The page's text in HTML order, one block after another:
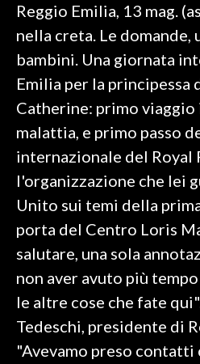
CALCIO REGIONALE
BASKET
VOLLEY
MOTORI
TENNIS
ALTRI SPORT
CULTURA
GOSSIP
SALUTE
SARDEGNA TURISMO
Reggio Emilia, 13 mag.
nella creta. Le domande,
bambini. Una giornata
Emilia per la principessa
Catherine: primo
malattia, e primo passo
internazionale del Royal
l'organizzazione che lei
Unito sui temi della
porta del Centro Loris
salutare, una sola
non aver avuto più
le altre cose che fate
Tedeschi, presidente di
"Avevamo preso contatti